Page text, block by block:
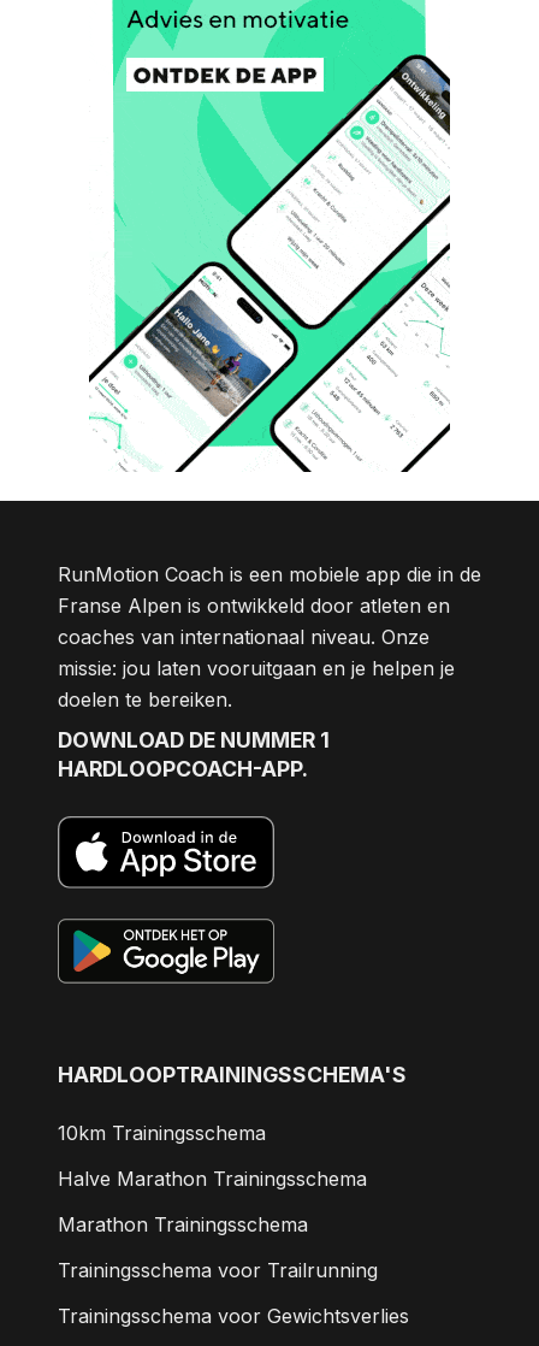
RunMotion Coach is een mobiele app die in de
Franse Alpen is ontwikkeld door atleten en
coaches van internationaal niveau. Onze
missie: jou laten vooruitgaan en je helpen je
doelen te bereiken.
DOWNLOAD DE NUMMER 1
HARDLOOPCOACH-APP.
HARDLOOPTRAININGSSCHEMA'S
10km Trainingsschema
Halve Marathon Trainingsschema
Marathon Trainingsschema
Trainingsschema voor Trailrunning
Trainingsschema voor Gewichtsverlies